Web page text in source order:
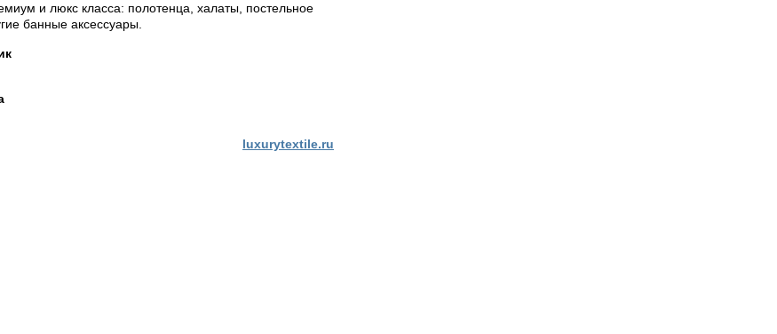
и люкс класса: полотенца, халаты, постельное
банные аксессуары.
luxurytextile.ru